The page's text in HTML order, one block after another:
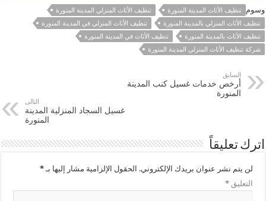
وسوم تنظيف الأثاث المدينة المنورة
تنظيف الأثاث المنزلي المدينة المنورة
تنظيف الأثاث المنزلي بالمدينة المنورة
تنظيف الأثاث المنزلي في المدينة المنورة
تنظيف الأثاث بالمدينة المنورة
تنظيف الأثاث في المدينة المنورة
شركة تنظيف الأثاث المنزلي المدينة المنورة
السابق
أرخص خدمات غسيل كنب المدينة
المنورة
التالى
غسيل السجاد المنزلية المدينة
المنورة
اترك تعليقاً
لن يتم نشر عنوان بريدك الإلكتروني. الحقول الإلزامية مشار إليها بـ*
التعليق*